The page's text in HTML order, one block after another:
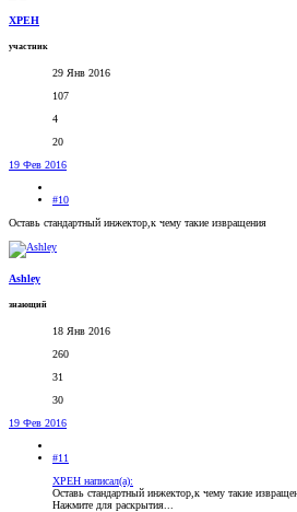
XPEH
участник
29 Янв 2016
107
4
20
19 Фев 2016
#10
Оставь стандартный инжектор,к чему такие извращения
Ashley
знающий
18 Янв 2016
260
31
30
19 Фев 2016
#11
XPEH написал(а):
Оставь стандартный инжектор,к чему такие
Нажмите для раскрытия...